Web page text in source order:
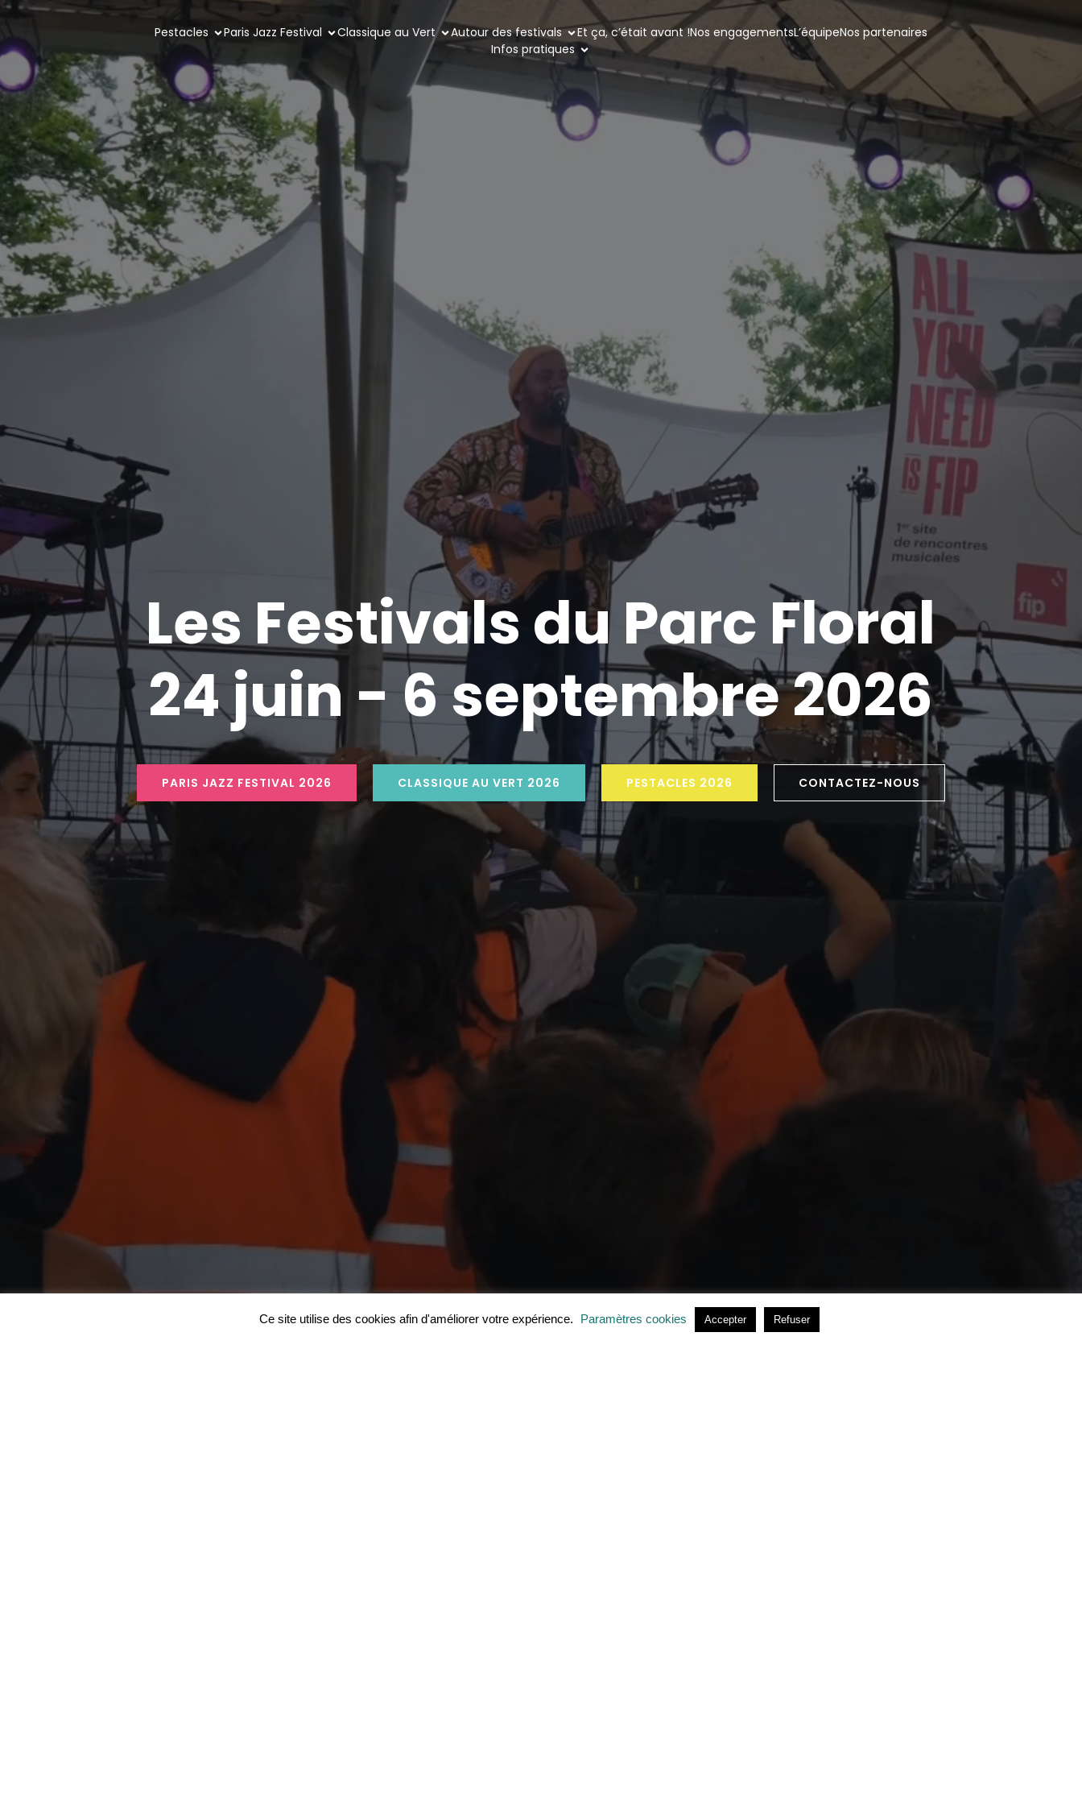
Pestacles Paris Jazz Festival Classique au Vert Autour des festivals Et ça, c’était avant !Nos engagementsL’équipeNos partenaires
Infos pratiques
Les Festivals du Parc Floral
24 juin - 6 septembre 2026
PARIS JAZZ FESTIVAL 2026 CLASSIQUE AU VERT 2026 PESTACLES 2026 CONTACTEZ-NOUS
Ce site utilise des cookies afin d'améliorer votre expérience. Paramètres cookies Accepter Refuser